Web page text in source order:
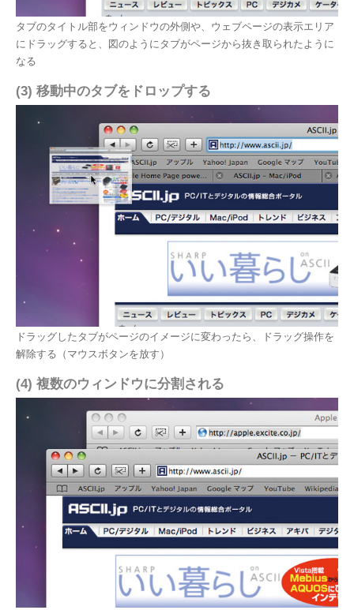
タブのタイトル部をウィンドウの外側や、ウェブページの表示エリア
にドラッグすると、図のようにタブがページから抜き取られたように
なる
(3) 移動中のタブをドロップする
ドラッグしたタブがページのイメージに変わったら、ドラッグ操作を
解除する（マウスボタンを放す）
(4) 複数のウィンドウに分割される